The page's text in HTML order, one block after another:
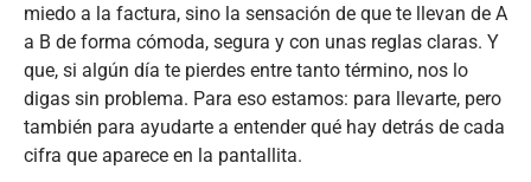
miedo a la factura, sino la sensación de que te llevan de A
a B de forma cómoda, segura y con unas reglas claras. Y
que, si algún día te pierdes entre tanto término, nos lo
digas sin problema. Para eso estamos: para llevarte, pero
también para ayudarte a entender qué hay detrás de cada
cifra que aparece en la pantallita.